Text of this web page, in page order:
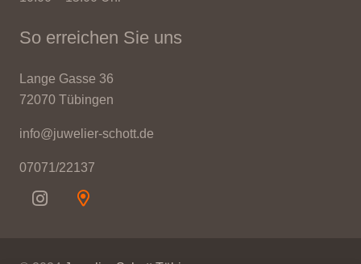
So erreichen Sie uns
Lange Gasse 36
72070 Tübingen
info@juwelier-schott.de
07071/22137